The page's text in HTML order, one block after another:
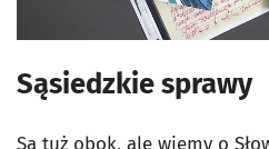
Sąsiedzkie sprawy
Są tuż obok, ale wiemy o